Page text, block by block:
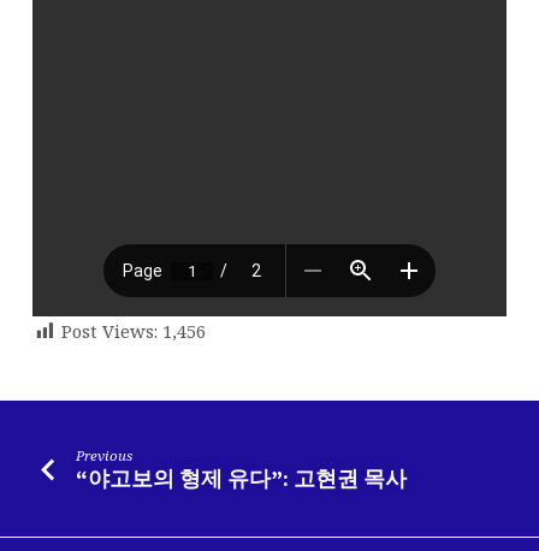
Post Views: 1,456
Previous
“야고보의 형제 유다”: 고현권 목사